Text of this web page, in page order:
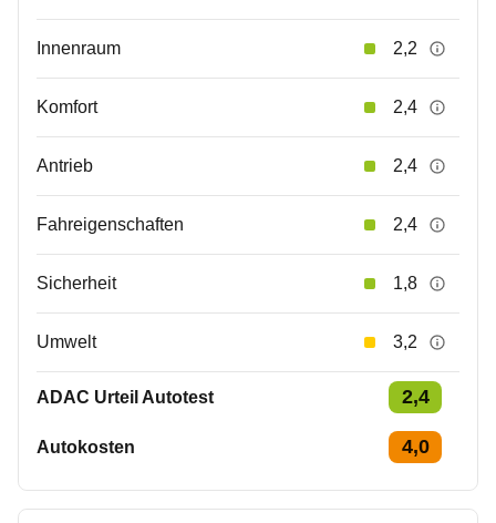
Innenraum 2,2
Komfort 2,4
Antrieb 2,4
Fahreigenschaften 2,4
Sicherheit 1,8
Umwelt 3,2
ADAC Urteil Autotest 2,4
Autokosten 4,0